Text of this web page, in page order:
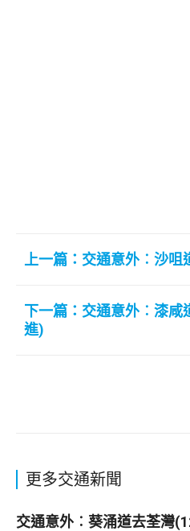
上一篇：交通意外︰沙
下一篇：交通意外︰漆咸
進)
更多交通新聞
交通意外︰葵涌道去荃灣